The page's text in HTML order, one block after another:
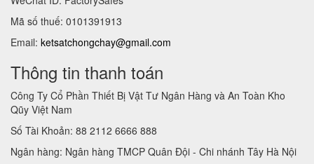
Mã số thuế: 0101391913
Email: ketsatchongchay@gmail.com
Thông tin thanh toán
Công Ty Cổ Phần Thiết Bị Vật Tư Ngân Hàng và An Toàn Kho
Qũy Việt Nam
Số Tài Khoản: 88 2112 6666 888
Ngân hàng: Ngân hàng TMCP Quân Đội - Chi nhánh Tây Hà Nội